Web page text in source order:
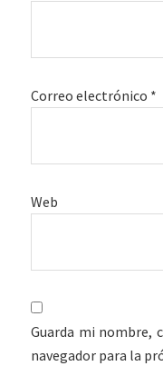
Correo electrónico *
Web
Guarda mi nombre,
navegador para la